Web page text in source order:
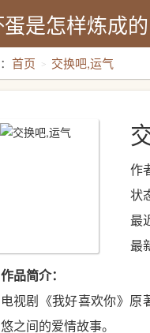
是怎样炼成的
首页 交换吧,运气
作
状
最
最
作品简介：
电视剧《我好喜欢你》
悠之间的爱情故事。